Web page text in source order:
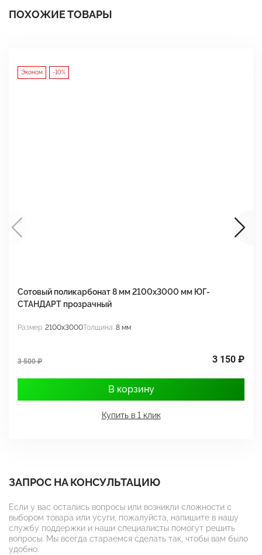
ПОХОЖИЕ ТОВАРЫ
Эконом -10%
Сотовый поликарбонат 8 мм 2100х3000 мм ЮГ-
СТАНДАРТ прозрачный
Размер 2100x3000Толщина 8 мм
3 500 ₽ 3 150 ₽
В корзину
Купить в 1 клик
ЗАПРОС НА КОНСУЛЬТАЦИЮ
Если у вас остались вопросы или возникли сложности с
выбором товара или усуги, пожалуйста, напишите в нашу
службу поддержки и наши специалисты помогут решить
вопросы. Мы всегда стараемся сделать так, чтобы вам было
удобно.